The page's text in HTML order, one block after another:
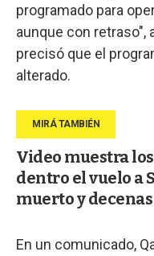
programado para
aunque con retraso",
precisó que el
alterado.
Video muestra
dentro el vuelo a
muerto y
En un comunicado,